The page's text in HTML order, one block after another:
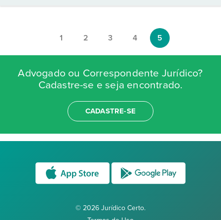
1 2 3 4 5
Advogado ou Correspondente Jurídico?
Cadastre-se e seja encontrado.
CADASTRE-SE
© 2026 Jurídico Certo.